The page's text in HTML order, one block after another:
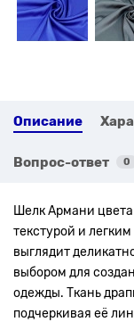
Описание
Вопрос-ответ 0
Шелк Армани цвета
текстурой и
выглядит
выбором для
одежды. Ткань
подчеркивая её